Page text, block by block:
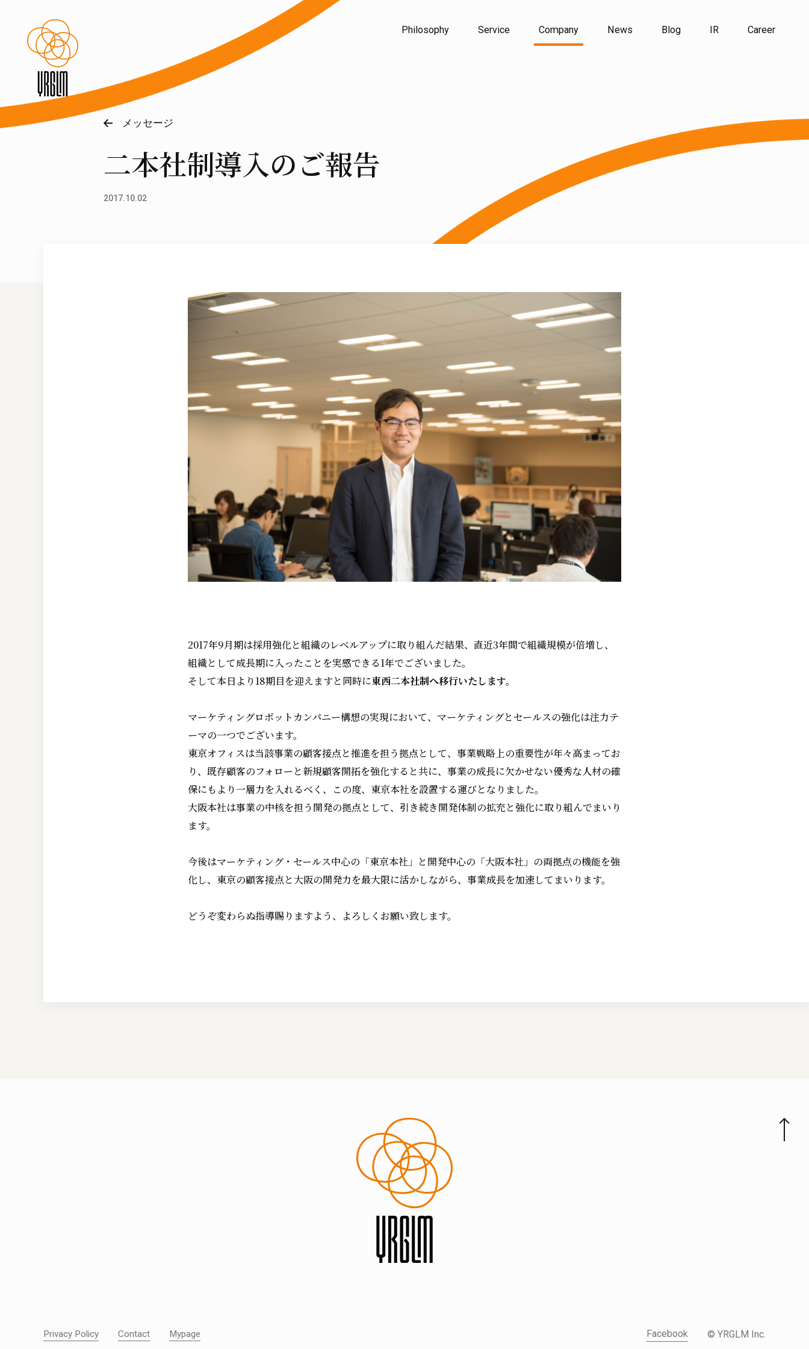
Philosophy Service Company News Blog IR Career
メッセージ
二本社制導入のご報告
2017.10.02
2017年9月期は採用強化と組織のレベルアップに取り組んだ結果、直近3年間で組織規模が倍増し、
組織として成長期に入ったことを実感できる1年でございました。
そして本日より18期目を迎えますと同時に東西二本社制へ移行いたします。
マーケティングロボットカンパニー構想の実現において、マーケティングとセールスの強化は注力テ
ーマの一つでございます。
東京オフィスは当該事業の顧客接点と推進を担う拠点として、事業戦略上の重要性が年々高まってお
り、既存顧客のフォローと新規顧客開拓を強化すると共に、事業の成長に欠かせない優秀な人材の確
保にもより一層力を入れるべく、この度、東京本社を設置する運びとなりました。
大阪本社は事業の中核を担う開発の拠点として、引き続き開発体制の拡充と強化に取り組んでまいり
ます。
今後はマーケティング・セールス中心の「東京本社」と開発中心の「大阪本社」の両拠点の機能を強
化し、東京の顧客接点と大阪の開発力を最大限に活かしながら、事業成長を加速してまいります。
どうぞ変わらぬ指導賜りますよう、よろしくお願い致します。
Privacy Policy Contact Mypage Facebook © YRGLM Inc.